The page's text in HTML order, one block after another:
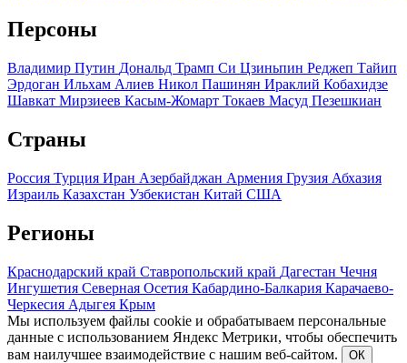
Персоны
Владимир Путин Дональд Трамп Си Цзиньпин Реджеп Тайип
Эрдоган Ильхам Алиев Никол Пашинян Ираклий Кобахидзе
Шавкат Мирзиеев Касым-Жомарт Токаев Масуд Пезешкиан
Страны
Россия Турция Иран Азербайджан Армения Грузия Абхазия
Израиль Казахстан Узбекистан Китай США
Регионы
Краснодарский край Ставропольский край Дагестан Чечня
Ингушетия Северная Осетия Кабардино-Балкария Карачаево-
Черкесия Адыгея Крым
Мы используем файлы cookie и обрабатываем персональные
данные с использованием Яндекс Метрики, чтобы обеспечить
вам наилучшее взаимодействие с нашим веб-сайтом.
ОК